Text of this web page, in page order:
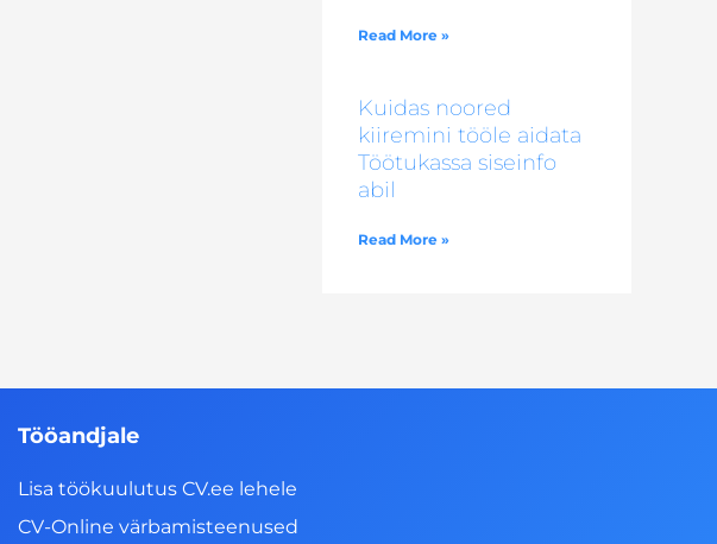
Read More »
Kuidas noored
kiiremini tööle aidata
Töötukassa siseinfo
abil
Read More »
Tööandjale
Lisa töökuulutus CV.ee lehele
CV-Online värbamisteenused